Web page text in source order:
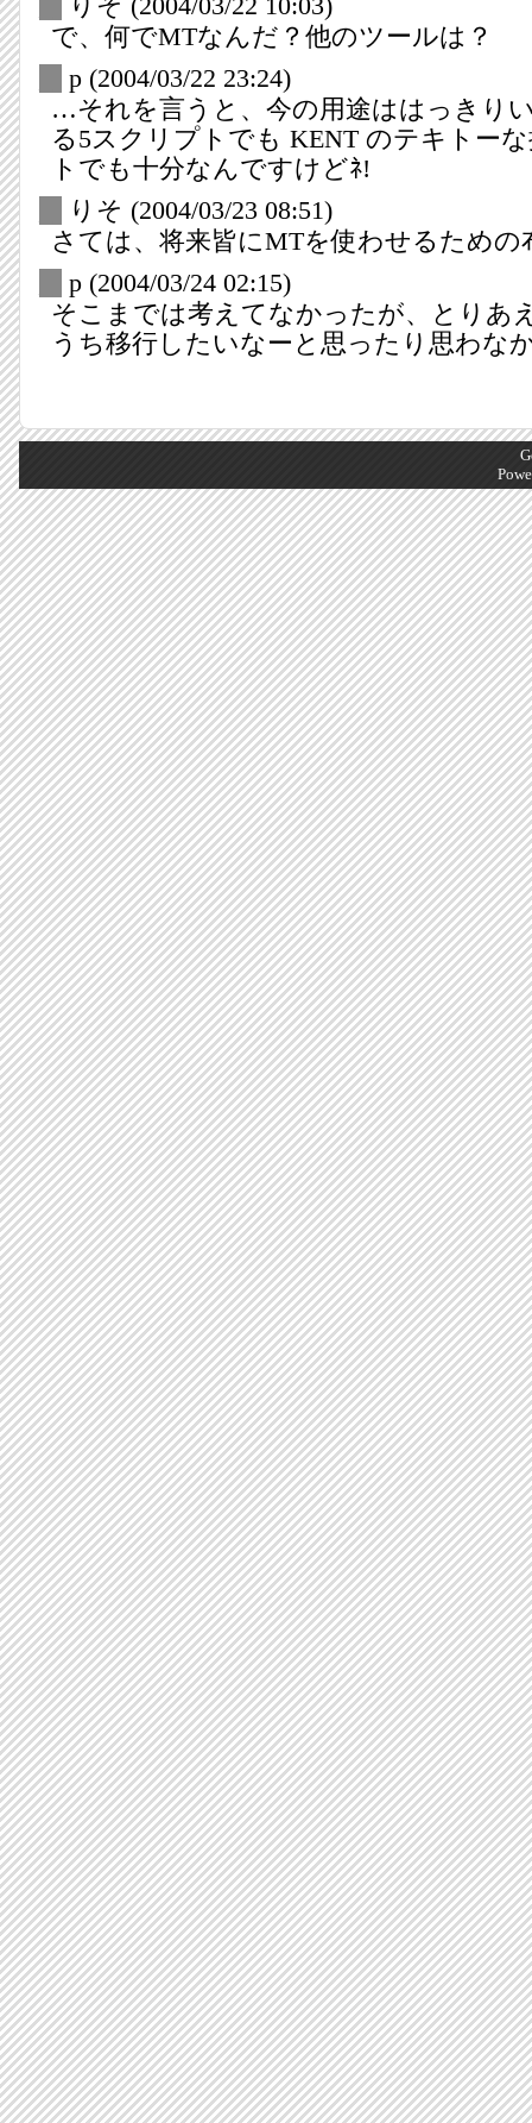
で、何でMTなんだ？他のツールは？
p (2004/03/22 23:24)
…それを言うと、今の用途ははっきり
る5スクリプトでも KENT のテキトー
トでも十分なんですけどﾈ!
りそ (2004/03/23 08:51)
さては、将来皆にMTを使わせるための
p (2004/03/24 02:15)
そこまでは考えてなかったが、とりあ
うち移行したいなーと思ったり思わな